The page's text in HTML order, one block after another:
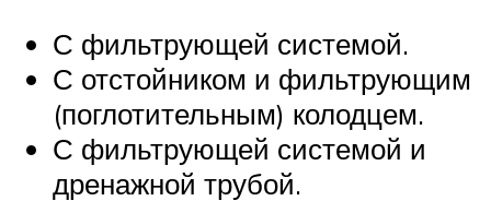
С фильтрующей системой.
С отстойником и фильтрующим
(поглотительным) колодцем.
С фильтрующей системой и
дренажной трубой.